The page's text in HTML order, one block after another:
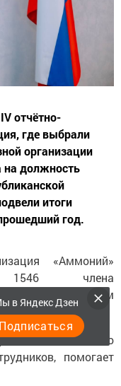
отчётно-
где выбрали
организации
на должность
итоги
год.
«Аммоний»
1546 члена
в профсоюзном
сила для любого
помогает
в Яндекс Дзен
Подписаться